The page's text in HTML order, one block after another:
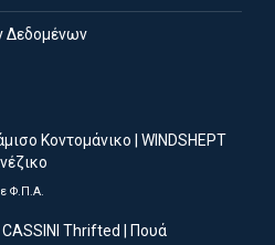
Δεδομένων
Κοντομάνικο | WINDSHEPT
Φ.Π.Α.
Thrifted | Πουά